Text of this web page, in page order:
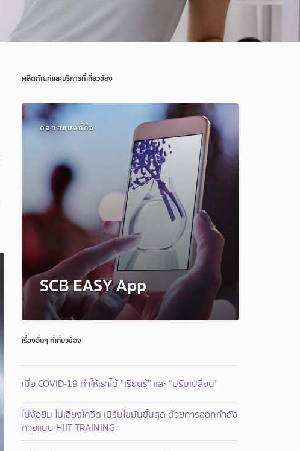
ผลิตภัณฑ์และบริการที่เกี่ยวข้อง
ดิจิทัลแบงก์กิ้ง
SCB EASY App
เรื่องอื่นๆ ที่เกี่ยวข้อง
เมื่อ COVID-19 ทำให้เราได้ “เรียนรู้” และ “ปรับเปลี่ยน”
ไม่ง้อยิม ไม่เสี่ยงโควิด เบิร์นไขมันขั้นสุด ด้วยการออกกำลัง
กายแบบ HIIT TRAINING